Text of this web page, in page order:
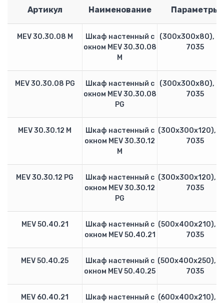
Регулятор реактивной мощности DCR
Преобразователь частоты Lovato
Устройство плавного пуска
Преобразователи частоты ERMAN
Преобразователи частоты EuraDrives
F1000
E2000T6 (15-710кВт) 690В
HFR1000 (15 — 315 кВт)
HFR-2000 (15-500кВт)
Выходной дроссель OCL
Тормозные модули и резисторы
Артикул Наименование Параметры
MEV 30.30.08 M
Шкаф настенный с
окном MEV 30.30.08
M
(300х300х80),
7035
MEV 30.30.08 PG
Шкаф настенный с
окном MEV 30.30.08
PG
(300х300х80),
7035
MEV 30.30.12 M
Шкаф настенный с
окном MEV 30.30.12
M
(300х300х120),
7035
MEV 30.30.12 PG
Шкаф настенный с
окном MEV 30.30.12
PG
(300х300х120),
7035
MEV 50.40.21
Шкаф настенный с
окном MEV 50.40.21
(500х400х210),
7035
MEV 50.40.25
Шкаф настенный с
окном MEV 50.40.25
(500х400х250),
7035
MEV 60.40.21
Шкаф настенный с (600х400х210),